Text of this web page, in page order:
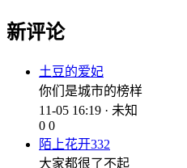
新评论
土豆的爱妃
你们是城市的榜样
11-05 16:19 · 未知
0 0
陌上花开332
大家都很了不起